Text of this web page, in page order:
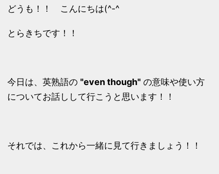
どうも！！ こんにちは(^-^ゞ
とらきちです！！
今日は、英熟語の "even though" の意味や使い方
についてお話しして行こうと思います！！
それでは、これから一緒に見て行きましょう！！